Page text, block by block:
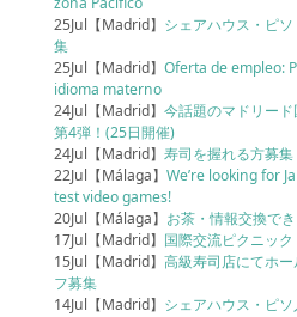
25Jul【Madrid】 シェアハウス・ピ
集
25Jul【Madrid】Oferta de empleo:
idioma materno
24Jul【Madrid】今話題のマドリー
第4弾！(25日開催)
24Jul【Madrid】寿司を握れる方募集
22Jul【Málaga】We’re looking for
test video games!
20Jul【Málaga】 お茶・情報交換で
17Jul【Madrid】 国際交流ピクニッ
15Jul【Madrid】高級寿司店にてホ
フ募集
14Jul【Madrid】 シェアハウス・ピ